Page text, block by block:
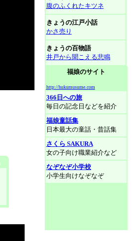
腹のふくれたキツネ
きょうの江戸小話
かさ売り
きょうの百物語
井戸から聞こえる悲鳴
福娘のサイト
http://hukumusume.com
366日への旅
毎日の記念日などを紹介
福娘童話集
日本最大の童話・昔話集
さくら SAKURA
女の子向け職業紹介など
なぞなぞ小学校
小学生向けなぞなぞ